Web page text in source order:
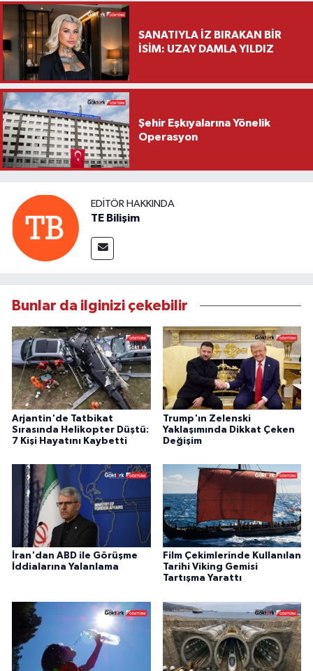
SANATIYLA İZ BIRAKAN BİR
İSİM: UZAY DAMLA YILDIZ
Şehir Eşkıyalarına Yönelik
Operasyon
EDITÖR HAKKINDA
TE Bilişim
Bunlar da ilginizi çekebilir
Arjantin'de Tatbikat
Sırasında Helikopter Düştü:
7 Kişi Hayatını Kaybetti
Trump'ın Zelenski
Yaklaşımında Dikkat Çeken
Değişim
İran'dan ABD ile Görüşme
İddialarına Yalanlama
Film Çekimlerinde Kullanılan
Tarihi Viking Gemisi
Tartışma Yarattı